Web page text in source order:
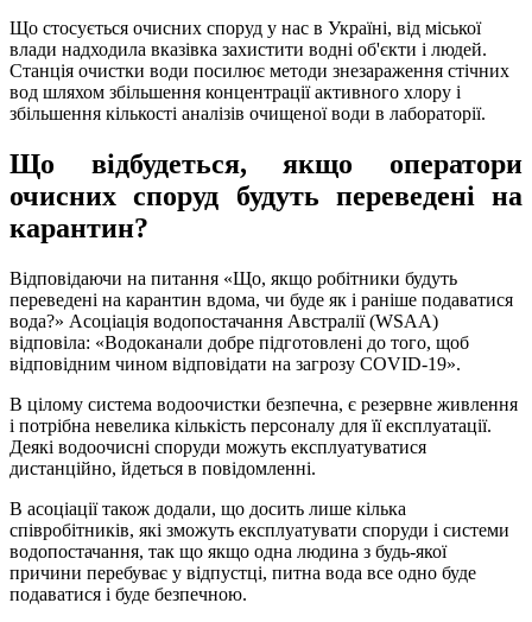
Що стосується очисних споруд у нас в Україні, від міської
влади надходила вказівка ​​захистити водні об'єкти і людей.
Станція очистки води посилює методи знезараження стічних
вод шляхом збільшення концентрації активного хлору і
збільшення кількості аналізів очищеної води в лабораторії.
Що відбудеться, якщо оператори
очисних споруд будуть переведені на
карантин?
Відповідаючи на питання «Що, якщо робітники будуть
переведені на карантин вдома, чи буде як і раніше подаватися
вода?» Асоціація водопостачання Австралії (WSAA)
відповіла: «Водоканали добре підготовлені до того, щоб
відповідним чином відповідати на загрозу COVID-19».
В цілому система водоочистки безпечна, є резервне живлення
і потрібна невелика кількість персоналу для її експлуатації.
Деякі водоочисні споруди можуть експлуатуватися
дистанційно, йдеться в повідомленні.
В асоціації також додали, що досить лише кілька
співробітників, які зможуть експлуатувати споруди і системи
водопостачання, так що якщо одна людина з будь-якої
причини перебуває у відпустці, питна вода все одно буде
подаватися і буде безпечною.